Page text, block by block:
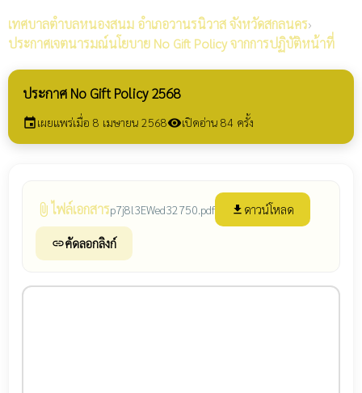
เทศบาลตำบลหนองสนม อำเภอวานรนิวาส จังหวัดสกลนคร›
ประกาศเจตนารมณ์นโยบาย No Gift Policy จากการปฏิบัติหน้าที่
ประกาศ No Gift Policy 2568
eventเผยแพร่เมื่อ 8 เมษายน 2568visibilityเปิดอ่าน 84 ครั้ง
attach_file ไฟล์เอกสารp7j8l3EWed32750.pdf file_download ดาวน์โหลด
linkคัดลอกลิงก์